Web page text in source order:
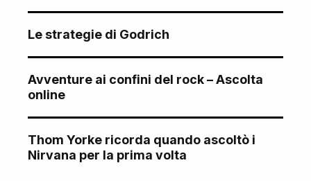
Le strategie di Godrich
Avventure ai confini del rock – Ascolta
online
Thom Yorke ricorda quando ascoltò i
Nirvana per la prima volta